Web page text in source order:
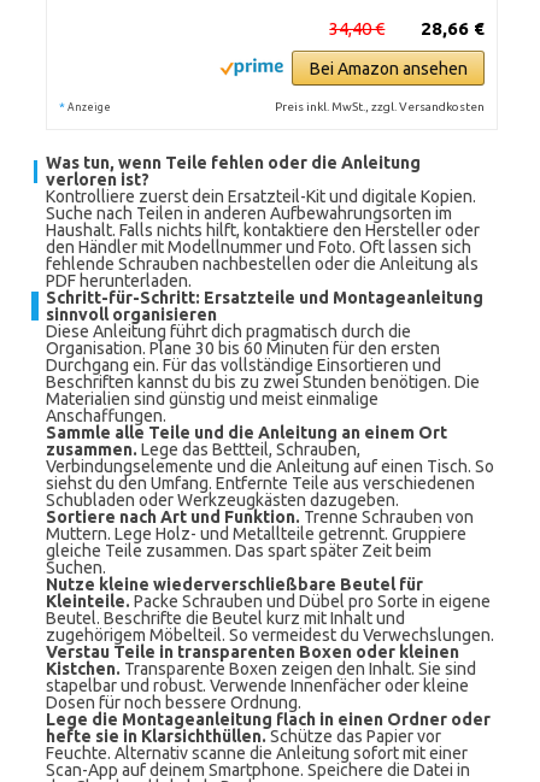
28,66 €
34,40 €
Bei Amazon ansehen
* Anzeige Preis inkl. MwSt., zzgl. Versandkosten
Was tun, wenn Teile fehlen oder die Anleitung
verloren ist?
Kontrolliere zuerst dein Ersatzteil-Kit und digitale Kopien.
Suche nach Teilen in anderen Aufbewahrungsorten im
Haushalt. Falls nichts hilft, kontaktiere den Hersteller oder
den Händler mit Modellnummer und Foto. Oft lassen sich
fehlende Schrauben nachbestellen oder die Anleitung als
PDF herunterladen.
Schritt-für-Schritt: Ersatzteile und Montageanleitung
sinnvoll organisieren
Diese Anleitung führt dich pragmatisch durch die
Organisation. Plane 30 bis 60 Minuten für den ersten
Durchgang ein. Für das vollständige Einsortieren und
Beschriften kannst du bis zu zwei Stunden benötigen. Die
Materialien sind günstig und meist einmalige
Anschaffungen.
Sammle alle Teile und die Anleitung an einem Ort
zusammen. Lege das Bettteil, Schrauben,
Verbindungselemente und die Anleitung auf einen Tisch. So
siehst du den Umfang. Entfernte Teile aus verschiedenen
Schubladen oder Werkzeugkästen dazugeben.
Sortiere nach Art und Funktion. Trenne Schrauben von
Muttern. Lege Holz- und Metallteile getrennt. Gruppiere
gleiche Teile zusammen. Das spart später Zeit beim
Suchen.
Nutze kleine wiederverschließbare Beutel für
Kleinteile. Packe Schrauben und Dübel pro Sorte in eigene
Beutel. Beschrifte die Beutel kurz mit Inhalt und
zugehörigem Möbelteil. So vermeidest du Verwechslungen.
Verstau Teile in transparenten Boxen oder kleinen
Kistchen. Transparente Boxen zeigen den Inhalt. Sie sind
stapelbar und robust. Verwende Innenfächer oder kleine
Dosen für noch bessere Ordnung.
Lege die Montageanleitung flach in einen Ordner oder
hefte sie in Klarsichthüllen. Schütze das Papier vor
Feuchte. Alternativ scanne die Anleitung sofort mit einer
Scan-App auf deinem Smartphone. Speichere die Datei in